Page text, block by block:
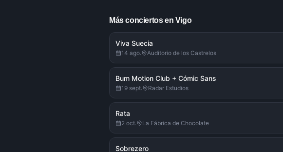
Más conciertos en Vigo
Viva Suecia
14 ago. Auditorio de los Castrelos
Bum Motion Club + Cómic Sans
19 sept. Radar Estudios
Rata
2 oct. La Fábrica de Chocolate
Sobrezero